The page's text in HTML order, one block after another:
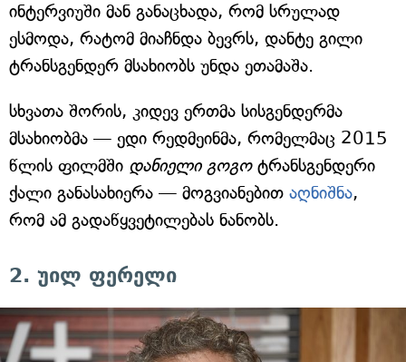
ინტერვიუში მან განაცხადა, რომ სრულად
ესმოდა, რატომ მიაჩნდა ბევრს, დანტე გილი
ტრანსგენდერ მსახიობს უნდა ეთამაშა.
სხვათა შორის, კიდევ ერთმა სისგენდერმა
მსახიობმა — ედი რედმეინმა, რომელმაც 2015
წლის ფილმში დანიელი გოგოტრანსგენდერი
ქალი განასახიერა — მოგვიანებით აღნიშნა,
რომ ამ გადაწყვეტილებას ნანობს.
2. უილ ფერელი